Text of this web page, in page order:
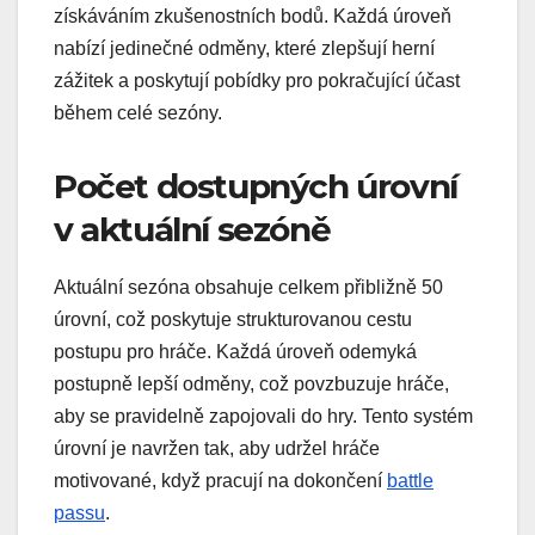
získáváním zkušenostních bodů. Každá úroveň
nabízí jedinečné odměny, které zlepšují herní
zážitek a poskytují pobídky pro pokračující účast
během celé sezóny.
Počet dostupných úrovní
v aktuální sezóně
Aktuální sezóna obsahuje celkem přibližně 50
úrovní, což poskytuje strukturovanou cestu
postupu pro hráče. Každá úroveň odemyká
postupně lepší odměny, což povzbuzuje hráče,
aby se pravidelně zapojovali do hry. Tento systém
úrovní je navržen tak, aby udržel hráče
motivované, když pracují na dokončení battle
passu.